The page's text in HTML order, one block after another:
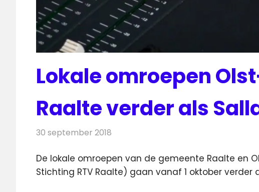
Lokale omroepen
Raalte verder als
30 september 2018
De lokale omroepen van de gemeente Raalte en
Stichting RTV Raalte) gaan vanaf 1 oktober verder